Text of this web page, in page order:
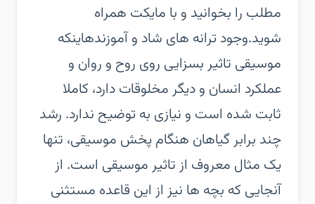
مطلب را بخوانید و با مایکت همراه
شوید.وجود ترانه های شاد و آموزندهاینکه
موسیقی تاثیر بسزایی روی روح و روان و
عملکرد انسان و دیگر مخلوقات دارد، کاملا
ثابت شده است و نیازی به توضیح ندارد. رشد
چند برابر گیاهان هنگام پخش موسیقی، تنها
یک مثال معروف از تاثیر موسیقی است. از
آنجایی که بچه ها نیز از این قاعده مستثنی